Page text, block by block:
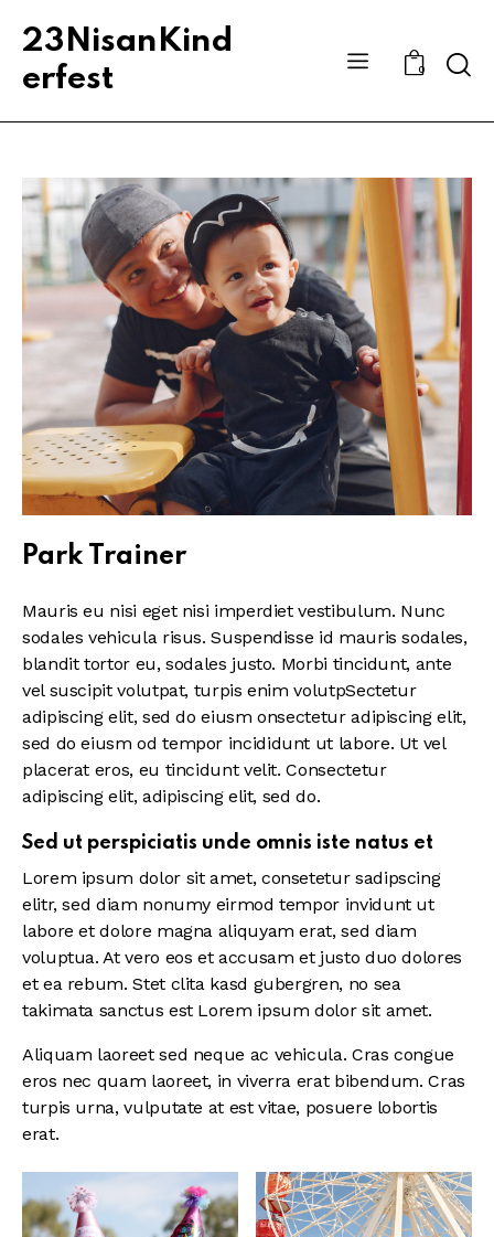
23NisanKind
erfest
0
Park Trainer
Mauris eu nisi eget nisi imperdiet vestibulum. Nunc
sodales vehicula risus. Suspendisse id mauris sodales,
blandit tortor eu, sodales justo. Morbi tincidunt, ante
vel suscipit volutpat, turpis enim volutpSectetur
adipiscing elit, sed do eiusm onsectetur adipiscing elit,
sed do eiusm od tempor incididunt ut labore. Ut vel
placerat eros, eu tincidunt velit. Consectetur
adipiscing elit, adipiscing elit, sed do.
Sed ut perspiciatis unde omnis iste natus et
Lorem ipsum dolor sit amet, consetetur sadipscing
elitr, sed diam nonumy eirmod tempor invidunt ut
labore et dolore magna aliquyam erat, sed diam
voluptua. At vero eos et accusam et justo duo dolores
et ea rebum. Stet clita kasd gubergren, no sea
takimata sanctus est Lorem ipsum dolor sit amet.
Aliquam laoreet sed neque ac vehicula. Cras congue
eros nec quam laoreet, in viverra erat bibendum. Cras
turpis urna, vulputate at est vitae, posuere lobortis
erat.